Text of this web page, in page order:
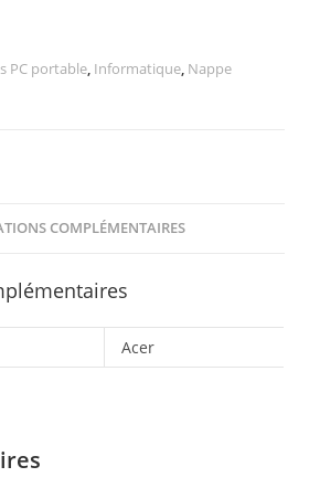
PC portable, Informatique, Nappe
COMPLÉMENTAIRES
Acer